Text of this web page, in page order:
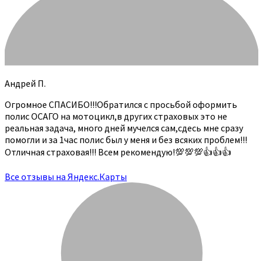
Андрей П.
Огромное СПАСИБО!!!Обратился с просьбой оформить
полис ОСАГО на мотоцикл,в других страховых это не
реальная задача, много дней мучелся сам,сдесь мне сразу
помогли и за 1час полис был у меня и без всяких проблем!!!
Отличная страховая!!! Всем рекомендую!💯💯💯👍👍👍
Все отзывы на Яндекс.Карты